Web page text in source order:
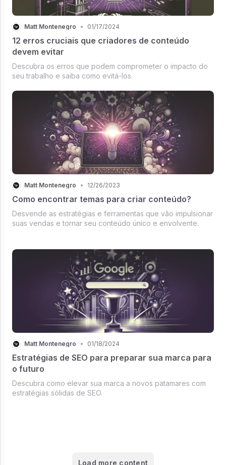
Matt Montenegro • 01/17/2024
12 erros cruciais que criadores de conteúdo
devem evitar
Descubra os erros que podem comprometer o impacto do
seu trabalho e saiba como evitá-los.
Matt Montenegro • 12/26/2023
Como encontrar temas para criar conteúdo?
Desvende as estratégias e ferramentas que vão impulsionar
suas vendas e tornar seu conteúdo único e envolvente.
Matt Montenegro • 01/18/2024
Estratégias de SEO para preparar sua marca para
o futuro
Descubra como elevar sua marca a novos patamares com
estratégias sólidas de SEO.
Load more content